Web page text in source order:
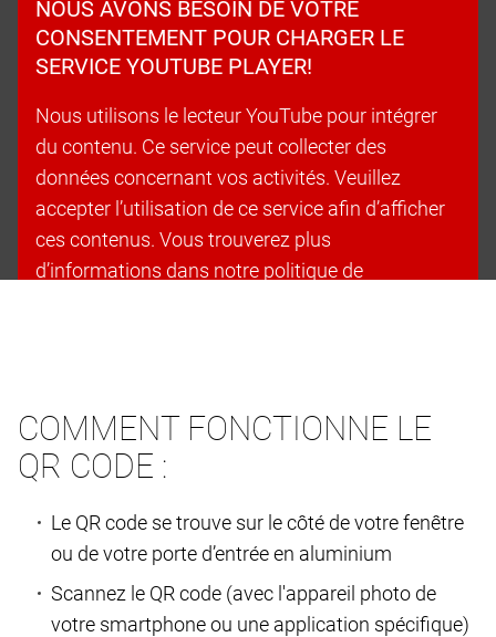
NOUS AVONS BESOIN DE VOTRE
CONSENTEMENT POUR CHARGER LE
SERVICE YOUTUBE PLAYER!
Nous utilisons le lecteur YouTube pour intégrer
du contenu. Ce service peut collecter des
données concernant vos activités. Veuillez
accepter l’utilisation de ce service afin d’afficher
ces contenus. Vous trouverez plus
d’informations dans notre politique de
COMMENT FONCTIONNE LE
QR CODE :
Le QR code se trouve sur le côté de votre fenêtre
ou de votre porte d’entrée en aluminium
Scannez le QR code (avec l'appareil photo de
votre smartphone ou une application spécifique)